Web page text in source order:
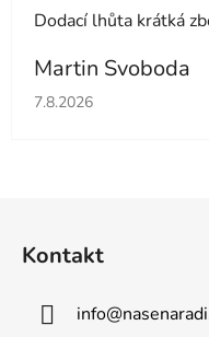
Dodací lhůta krátká
Martin Svoboda
Hodnocení obchodu je
7.8.2026
Kontakt
info@